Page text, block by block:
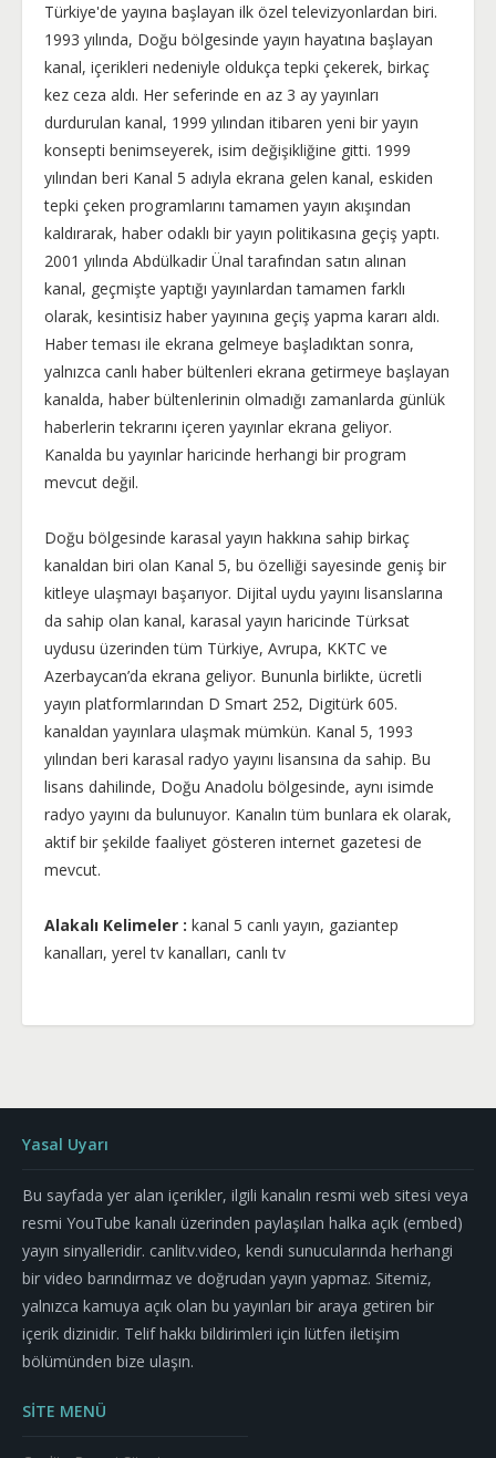
Türkiye'de yayına başlayan ilk özel televizyonlardan biri.
1993 yılında, Doğu bölgesinde yayın hayatına başlayan
kanal, içerikleri nedeniyle oldukça tepki çekerek, birkaç
kez ceza aldı. Her seferinde en az 3 ay yayınları
durdurulan kanal, 1999 yılından itibaren yeni bir yayın
konsepti benimseyerek, isim değişikliğine gitti. 1999
yılından beri Kanal 5 adıyla ekrana gelen kanal, eskiden
tepki çeken programlarını tamamen yayın akışından
kaldırarak, haber odaklı bir yayın politikasına geçiş yaptı.
2001 yılında Abdülkadir Ünal tarafından satın alınan
kanal, geçmişte yaptığı yayınlardan tamamen farklı
olarak, kesintisiz haber yayınına geçiş yapma kararı aldı.
Haber teması ile ekrana gelmeye başladıktan sonra,
yalnızca canlı haber bültenleri ekrana getirmeye başlayan
kanalda, haber bültenlerinin olmadığı zamanlarda günlük
haberlerin tekrarını içeren yayınlar ekrana geliyor.
Kanalda bu yayınlar haricinde herhangi bir program
mevcut değil.
Doğu bölgesinde karasal yayın hakkına sahip birkaç
kanaldan biri olan Kanal 5, bu özelliği sayesinde geniş bir
kitleye ulaşmayı başarıyor. Dijital uydu yayını lisanslarına
da sahip olan kanal, karasal yayın haricinde Türksat
uydusu üzerinden tüm Türkiye, Avrupa, KKTC ve
Azerbaycan’da ekrana geliyor. Bununla birlikte, ücretli
yayın platformlarından D Smart 252, Digitürk 605.
kanaldan yayınlara ulaşmak mümkün. Kanal 5, 1993
yılından beri karasal radyo yayını lisansına da sahip. Bu
lisans dahilinde, Doğu Anadolu bölgesinde, aynı isimde
radyo yayını da bulunuyor. Kanalın tüm bunlara ek olarak,
aktif bir şekilde faaliyet gösteren internet gazetesi de
mevcut.
Alakalı Kelimeler : kanal 5 canlı yayın, gaziantep
kanalları, yerel tv kanalları, canlı tv
Yasal Uyarı
Bu sayfada yer alan içerikler, ilgili kanalın resmi web sitesi veya
resmi YouTube kanalı üzerinden paylaşılan halka açık (embed)
yayın sinyalleridir. canlitv.video, kendi sunucularında herhangi
bir video barındırmaz ve doğrudan yayın yapmaz. Sitemiz,
yalnızca kamuya açık olan bu yayınları bir araya getiren bir
içerik dizinidir. Telif hakkı bildirimleri için lütfen iletişim
bölümünden bize ulaşın.
SİTE MENÜ